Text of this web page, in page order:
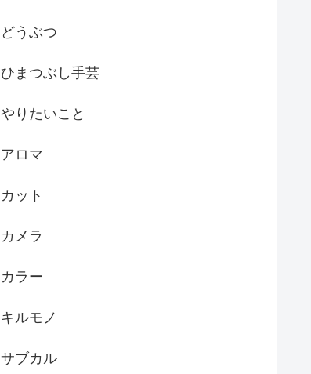
どうぶつ
ひまつぶし手芸
やりたいこと
アロマ
カット
カメラ
カラー
キルモノ
サブカル